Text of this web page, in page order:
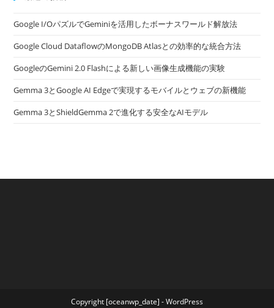
Google I/OパズルでGeminiを活用したボーナスワールド解放法
Google Cloud DataflowのMongoDB Atlasとの効率的な統合方法
GoogleのGemini 2.0 Flashによる新しい画像生成機能の実験
Gemma 3とGoogle AI Edgeで実現するモバイルとウェブの新機能
Gemma 3とShieldGemma 2で進化する安全なAIモデル
Copyright [oceanwp_date] - WordPress